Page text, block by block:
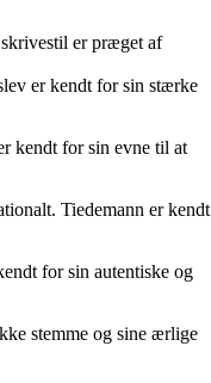
er præget af
er kendt for sin stærke
kendt for sin evne til at
Tiedemann er kendt
for sin autentiske og
stemme og sine ærlige